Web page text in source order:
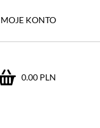
0.00 PLN
MOJE KONTO